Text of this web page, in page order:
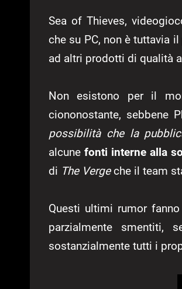
Sea of Thieves,
che su PC, non è tuttavia
ad altri prodotti di qualità
Non esistono per il
ciononostante, sebbene
possibilità che la
alcune fonti interne alla
di The Vergeche il team
Questi ultimi rumor
parzialmente smentiti,
sostanzialmente tutti i